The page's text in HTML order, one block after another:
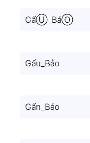
GấⓊ_BảⓄ
Gấu_Bảo
Gấn_Bảo